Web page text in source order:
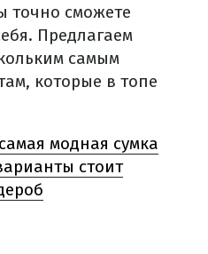
точно сможете
Предлагаем
самым
которые в топе
модная сумка
стоит